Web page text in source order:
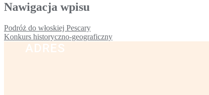
Nawigacja wpisu
Podróż do włoskiej Pescary
Konkurs historyczno-geograficzny
ADRES